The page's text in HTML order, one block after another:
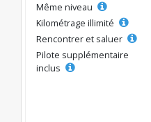
Même niveau
Kilométrage illimité
Rencontrer et saluer
Pilote supplémentaire
inclus